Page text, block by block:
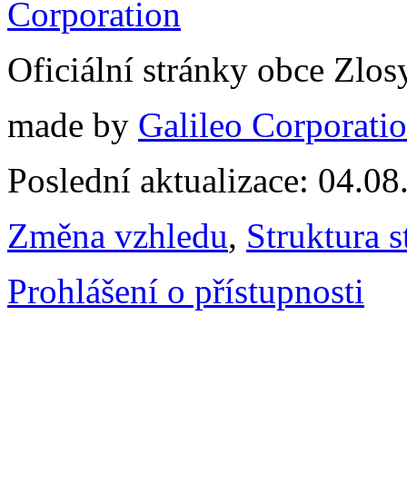
Oficiální stránky obce
made by Galileo
Poslední aktualizace:
Změna vzhledu, Struktura
Prohlášení o přístupnosti